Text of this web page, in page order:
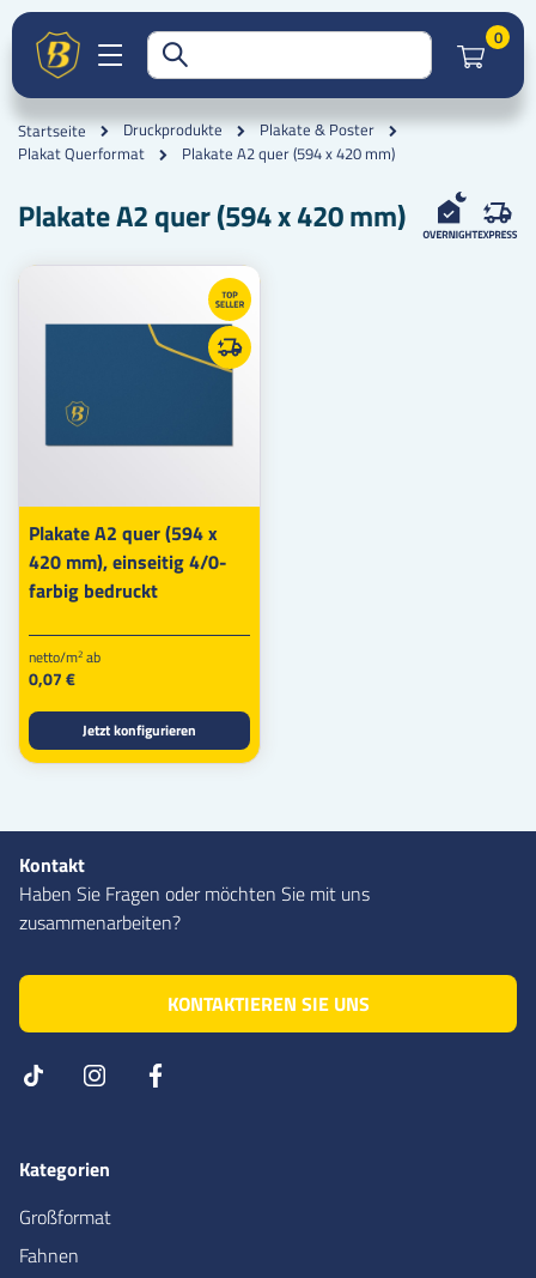
0
Startseite Druckprodukte
Plakate & Poster
Plakat Querformat
Plakate A2 quer (594 x 420 mm)
Plakate A2 quer (594 x 420 mm)
Plakate A2 quer (594 x
420 mm), einseitig 4/0-
farbig bedruckt
netto/m2 ab
0,07 €
Jetzt konfigurieren
Kontakt
Haben Sie Fragen oder möchten Sie mit uns
zusammenarbeiten?
KONTAKTIEREN SIE UNS
Kategorien
Großformat
Fahnen